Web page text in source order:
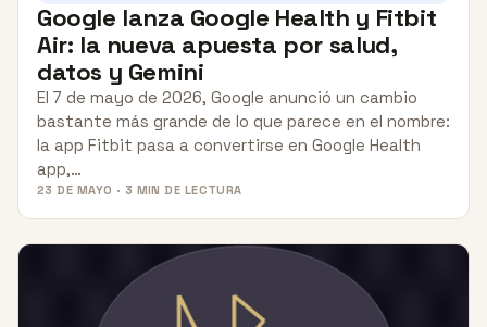
Google lanza Google Health y Fitbit
Air: la nueva apuesta por salud,
datos y Gemini
El 7 de mayo de 2026, Google anunció un cambio
bastante más grande de lo que parece en el nombre:
la app Fitbit pasa a convertirse en Google Health
app,…
23 DE MAYO · 3 MIN DE LECTURA